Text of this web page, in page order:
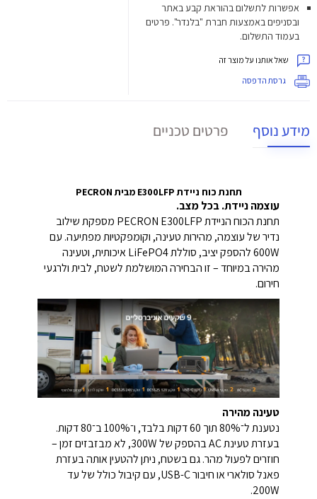
אפשרות לתשלום בהוראת קבע באתר
ובסניפים באמצעות חברת "בלנדר". פרטים
בעמוד התשלום.
שאל אותנו על מוצר זה
גרסת הדפסה
מידע נוסף פרטים טכניים
תחנת כוח ניידת E300LFP מבית PECRON
עוצמה ניידת. בכל מצב.
תחנת הכוח הניידת PECRON E300LFP מספקת שילוב
נדיר של עוצמה, מהירות טעינה, וקומפקטיות מפתיעה. עם
600W להספק יציב, סוללת LiFePO4 איכותית, וטעינה
מהירה במיוחד – זו הבחירה המושלמת לשטח, לבית ולרגעי
חירום.
טעינה מהירה
נטענת ל־80% תוך 60 דקות בלבד, ו־100% ב־80 דקות.
בעזרת טעינת AC בהספק של 300W, לא מבזבזים זמן –
חוזרים לפעול מהר. גם בשטח, ניתן להטעין אותה בעזרת
פאנל סולארי או חיבור USB-C, עם קיבול כולל של עד
200W.